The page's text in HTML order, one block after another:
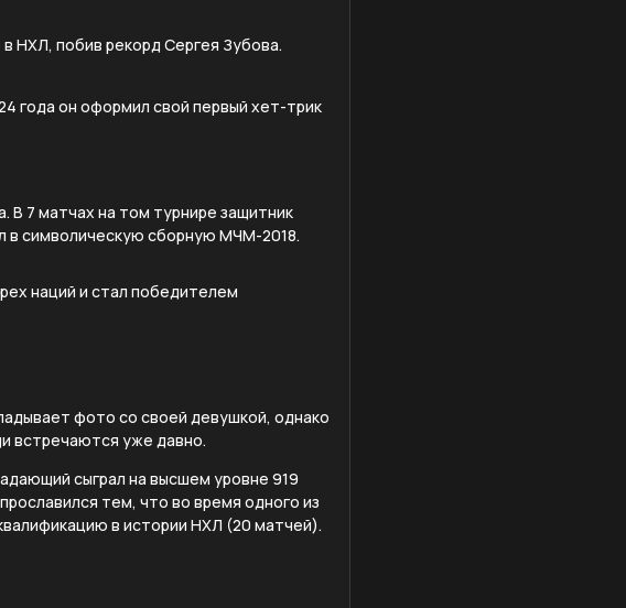
НХЛ, побив рекорд Сергея Зубова.
года он оформил свой первый хет-трик
В 7 матчах на том турнире защитник
в символическую сборную МЧМ-2018.
наций и стал победителем
фото со своей девушкой, однако
встречаются уже давно.
сыграл на высшем уровне 919
тем, что во время одного из
в истории НХЛ (20 матчей).